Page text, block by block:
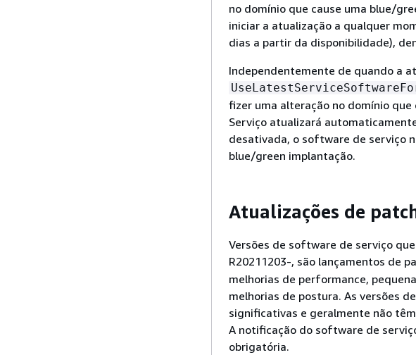
no domínio que cause uma blue/
iniciar a atualização a qualquer
dias a partir da disponibilidade),
Independentemente de quando a
fizer uma alteração no domínio que
Serviço atualizará
desativada, o software de serviço
blue/green implantação.
Atualizações de
Versões de software de serviço
R20211203-, são lançamentos de
melhorias de performance,
melhorias de postura. As versões
significativas e geralmente não
A notificação do software de
obrigatória.